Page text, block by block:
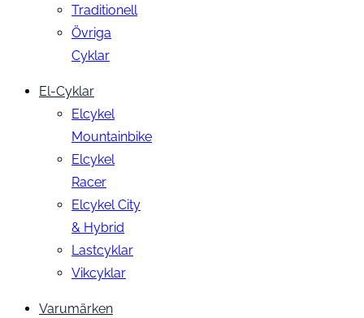
Traditionell
Övriga
Cyklar
El-Cyklar
Elcykel
Mountainbike
Elcykel
Racer
Elcykel City
& Hybrid
Lastcyklar
Vikcyklar
Varumärken